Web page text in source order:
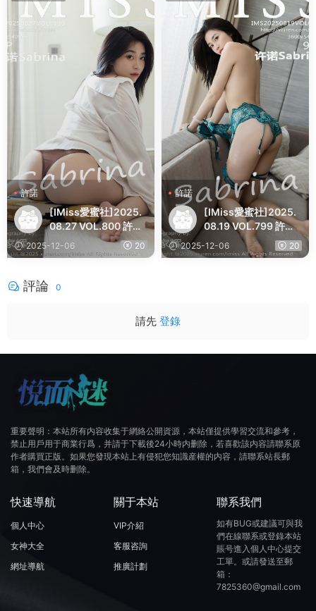
許諾
[IMiss愛蜜社]2025.
08.27 VOL.800 許諾
Sabrina
2025-12-06 20
許諾
[IMiss愛蜜社]2025.
08.19 VOL.799 許諾S
abrina
2025-12-06 20
評論 0
請先 登錄
重要聲明：本站所有内容收集于網絡公開資源，本站僅提供學習交流和參考，
禁止用戶用于商業行爲，并請于下載後24小時内删除，若喜歡該内容請聯系原
作者購買正版。如果您發現本站上有侵犯您知識産權的内容，請聯系站長郵
箱，我們會及時删除。
快速導航
個人中心
女神大全
網址導航
關于本站
VIP介紹
客服咨詢
推廣計劃
聯系我們
如有BUG或建議可與我
們在線聯系或登錄本站
賬号進入個人中心提交
工單。或請發送至郵
箱：
7825360@gmail.com